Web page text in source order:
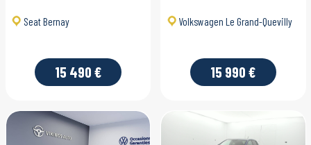
Seat Bernay
15 490 €
Volkswagen Le Grand-Quevilly
15 990 €